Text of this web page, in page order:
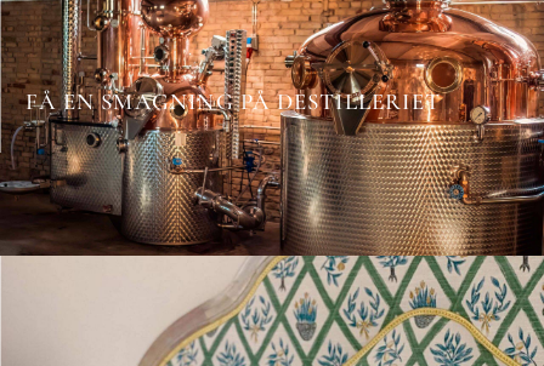
FÅ EN SMAGNING PÅ DESTILLERIET